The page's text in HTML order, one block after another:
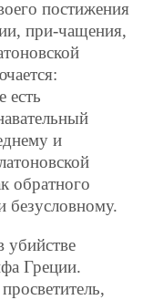
постижения
при-чащения,
есть
и
обратного
безусловному.
убийстве
Греции.